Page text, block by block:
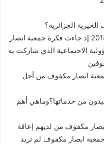
الجزائرية؟
تم تأسيس جمعية ابصار في أكتوبر 2018 إذ جاءت فكرة جمعية ابصار
الاجتماعية الذي شاركت به
ابصار مكفوف من أجل
من خدماتها؟وماهي أهم
مكفوف من لديهم إعاقة
جمعية ابصار مكفوف لم تريد